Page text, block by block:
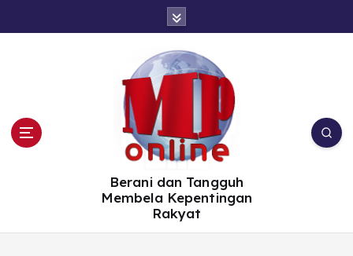
Berani dan Tangguh
Membela Kepentingan
Rakyat